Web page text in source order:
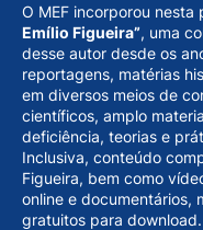
O MEF incorporou
Emílio Figueira”, uma
desse autor desde os
reportagens, matérias
em diversos meios de
científicos, amplo
deficiência, teorias e
Inclusiva, conteúdo
Figueira, bem como
online e documentários,
gratuitos para download.